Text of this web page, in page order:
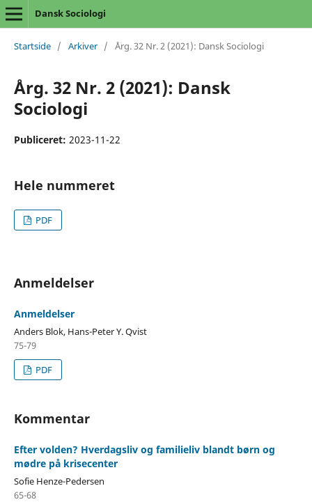
Dansk Sociologi
Startside / Arkiver / Årg. 32 Nr. 2 (2021): Dansk Sociologi
Årg. 32 Nr. 2 (2021): Dansk
Sociologi
Publiceret: 2023-11-22
Hele nummeret
PDF
Anmeldelser
Anmeldelser
Anders Blok, Hans-Peter Y. Qvist
75-79
PDF
Kommentar
Efter volden? Hverdagsliv og familieliv blandt børn og
mødre på krisecenter
Sofie Henze-Pedersen
65-68